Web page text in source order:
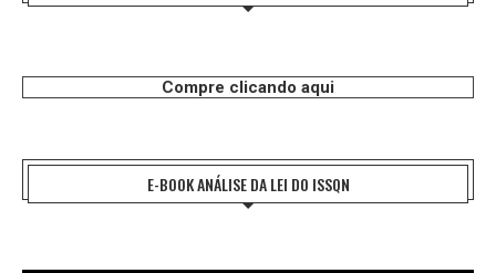
Compre clicando aqui
E-BOOK ANÁLISE DA LEI DO ISSQN